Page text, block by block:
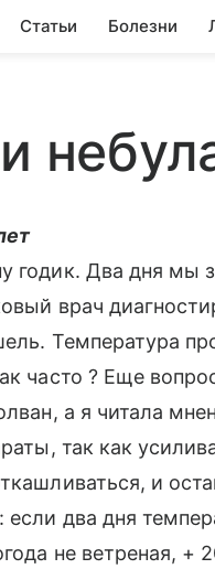
Статьи Болезни
Два дня мы
врач
Температура
часто ? Еще
а я читала
так как
и
два дня
не ветреная, +